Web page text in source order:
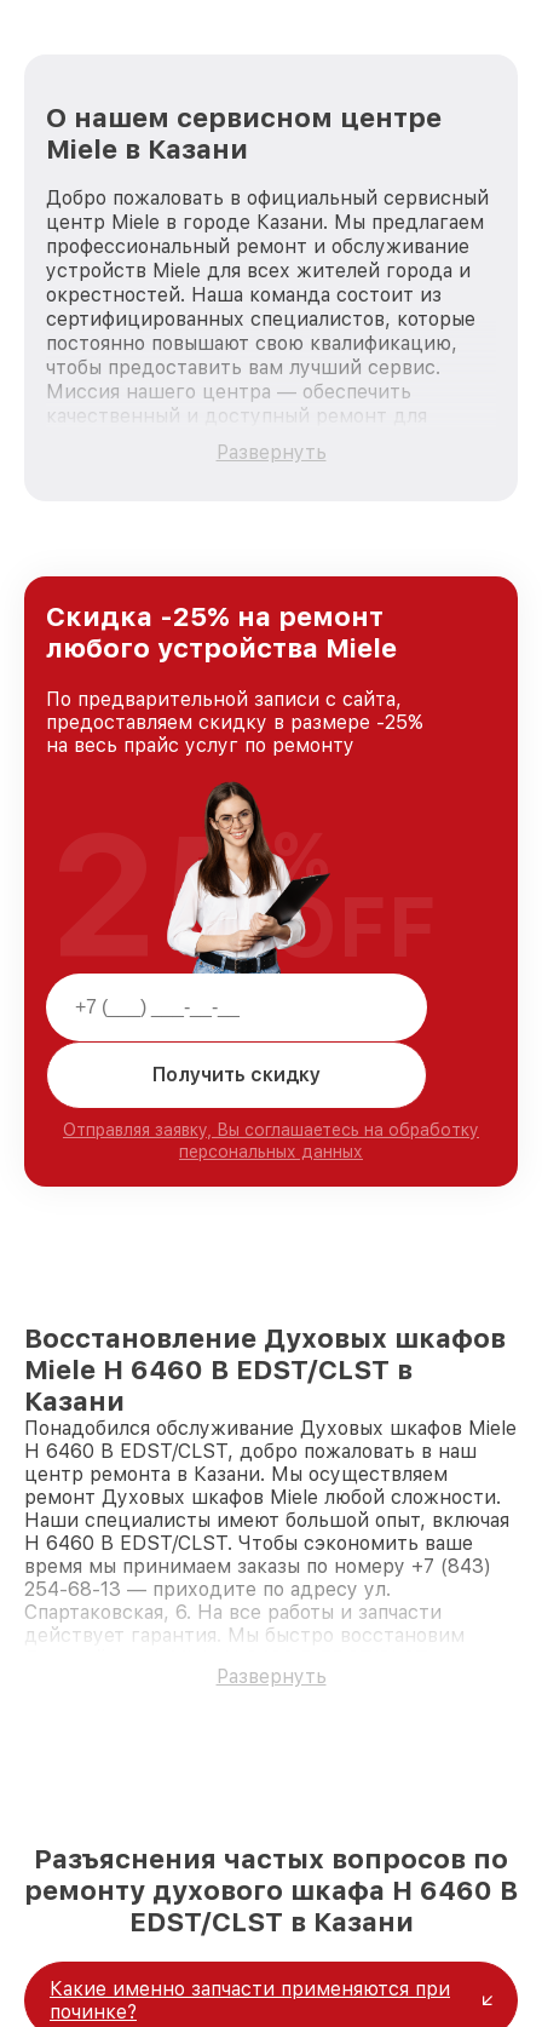
О нашем сервисном центре
Miele в Казани
Добро пожаловать в официальный сервисный
центр Miele в городе Казани. Мы предлагаем
профессиональный ремонт и обслуживание
устройств Miele для всех жителей города и
окрестностей. Наша команда состоит из
сертифицированных специалистов, которые
постоянно повышают свою квалификацию,
чтобы предоставить вам лучший сервис.
Миссия нашего центра — обеспечить
качественный и доступный ремонт для
каждого пользователя продукции Miele, вне
зависимости от сложности поломки. Мы
и лояльности наших клиентов.
Развернуть
Скидка -25% на ремонт
любого устройства Miele
По предварительной записи с сайта,
предоставляем скидку в размере -25%
на весь прайс услуг по ремонту
Получить скидку
Отправляя заявку, Вы соглашаетесь на обработку
персональных данных
25%
OFF
Восстановление Духовых шкафов
Miele H 6460 B EDST/CLST в
Казани
Понадобился обслуживание Духовых шкафов Miele
H 6460 B EDST/CLST, добро пожаловать в наш
центр ремонта в Казани. Мы осуществляем
ремонт Духовых шкафов Miele любой сложности.
Наши специалисты имеют большой опыт, включая
H 6460 B EDST/CLST. Чтобы сэкономить ваше
время мы принимаем заказы по номеру +7 (843)
254-68-13 — приходите по адресу ул.
Спартаковская, 6. На все работы и запчасти
действует гарантия. Мы быстро восстановим
Развернуть
Разъяснения частых вопросов по
ремонту духового шкафа H 6460 B
EDST/CLST в Казани
Какие именно запчасти применяются при
починке?